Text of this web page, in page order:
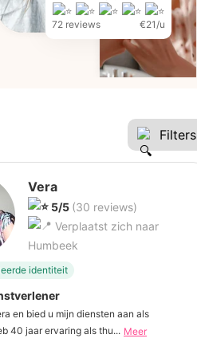
72 reviews €21/u
Filters
Vera
5/5 (30 reviews)
Verplaatst zich naar
Humbeek
identiteit
en bied u mijn diensten aan als
40 jaar ervaring als thu... Meer